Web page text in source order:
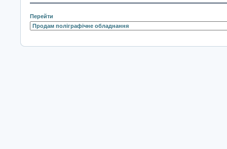
Перейти